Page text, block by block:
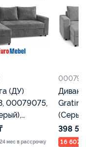
00079075,
мес в рассрочку
Диван
398
16 607 ₸